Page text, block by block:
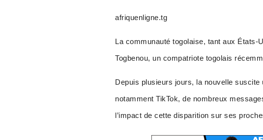
afriquenligne.tg
La communauté togolaise, tant aux États-
Togbenou, un compatriote togolais
Depuis plusieurs jours, la nouvelle
notamment TikTok, de nombreux
l’impact de cette disparition sur ses